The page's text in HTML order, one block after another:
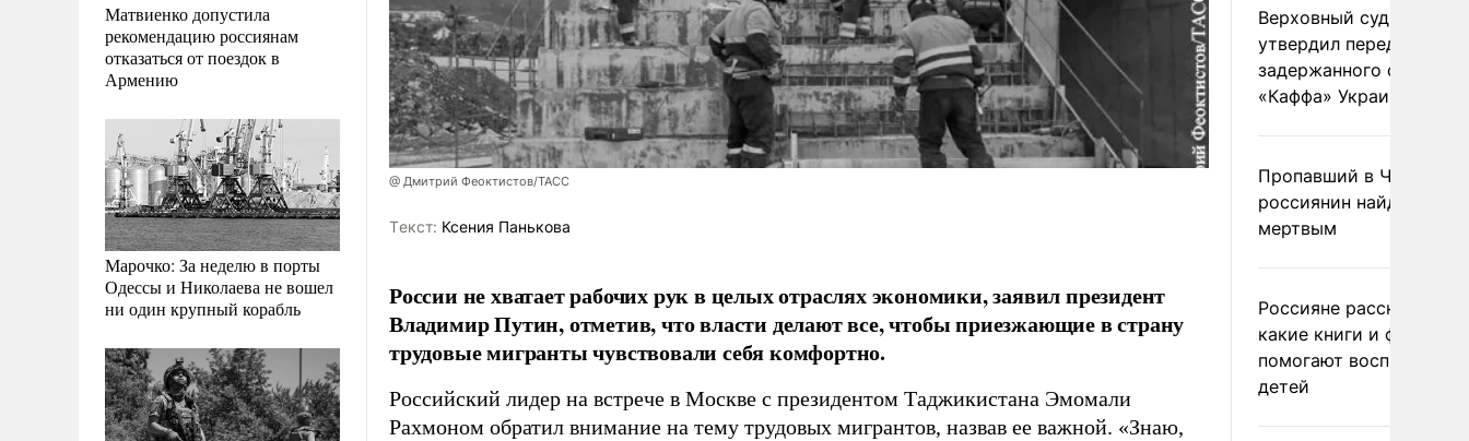
Матвиенко допустила
рекомендацию россиянам
отказаться от поездок в
Армению
Марочко: За неделю в порты
Одессы и Николаева не вошел
ни один крупный корабль
@ Дмитрий Феоктистов/ТАСС
Tекст: Ксения Панькова
России не хватает рабочих рук в целых отраслях экономики, заявил президент
Владимир Путин, отметив, что власти делают все, чтобы приезжающие в страну
трудовые мигранты чувствовали себя комфортно.
Российский лидер на встрече в Москве с президентом Таджикистана Эмомали
Рахмоном обратил внимание на тему трудовых мигрантов, назвав ее важной. «Знаю,
Верховный суд Швеции
утвердил передачу
задержанного
«Каффа» Украине
Пропавший в
россиянин найден
мертвым
Россияне рассказали,
какие книги и фильмы
помогают воспитывать
детей